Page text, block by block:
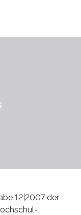
12|2007 der